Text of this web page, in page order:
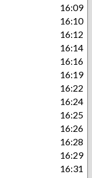
16:09
16:10
16:12
16:14
16:16
16:19
16:22
16:24
16:25
16:26
16:28
16:29
16:31